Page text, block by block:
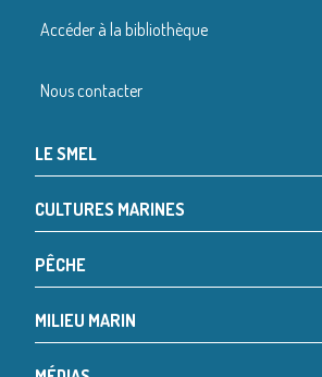
Accéder à la bibliothèque
Nous contacter
LE SMEL
CULTURES MARINES
PÊCHE
MILIEU MARIN